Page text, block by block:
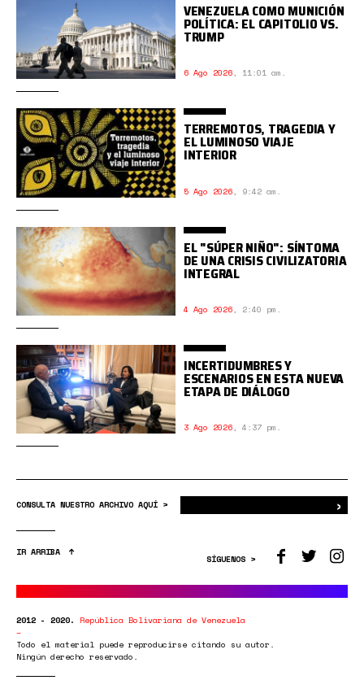
VENEZUELA COMO MUNICIÓN
POLÍTICA: EL CAPITOLIO VS.
TRUMP
6 Ago 2026, 11:01 am.
TERREMOTOS, TRAGEDIA Y
EL LUMINOSO VIAJE
INTERIOR
5 Ago 2026, 9:42 am.
EL "SÚPER NIÑO": SÍNTOMA
DE UNA CRISIS CIVILIZATORIA
INTEGRAL
4 Ago 2026, 2:40 pm.
INCERTIDUMBRES Y
ESCENARIOS EN ESTA NUEVA
ETAPA DE DIÁLOGO
3 Ago 2026, 4:37 pm.
CONSULTA NUESTRO ARCHIVO AQUÍ > ›
IR ARRIBA
SÍGUENOS >
2012 - 2020. República Bolivariana de Venezuela
Todo el material puede reproducirse citando su autor.
Ningún derecho reservado.